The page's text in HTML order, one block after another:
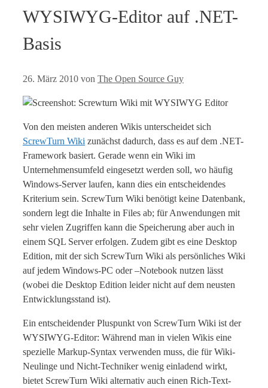
WYSIWYG-Editor auf .NET-
Basis
26. März 2010 von The Open Source Guy
Von den meisten anderen Wikis unterscheidet sich
ScrewTurn Wiki zunächst dadurch, dass es auf dem .NET-
Framework basiert. Gerade wenn ein Wiki im
Unternehmensumfeld eingesetzt werden soll, wo häufig
Windows-Server laufen, kann dies ein entscheidendes
Kriterium sein. ScrewTurn Wiki benötigt keine Datenbank,
sondern legt die Inhalte in Files ab; für Anwendungen mit
sehr vielen Zugriffen kann die Speicherung aber auch in
einem SQL Server erfolgen. Zudem gibt es eine Desktop
Edition, mit der sich ScrewTurn Wiki als persönliches Wiki
auf jedem Windows-PC oder –Notebook nutzen lässt
(wobei die Desktop Edition leider nicht auf dem neusten
Entwicklungsstand ist).
Ein entscheidender Pluspunkt von ScrewTurn Wiki ist der
WYSIWYG-Editor: Während man in vielen Wikis eine
spezielle Markup-Syntax verwenden muss, die für Wiki-
Neulinge und Nicht-Techniker wenig einladend wirkt,
bietet ScrewTurn Wiki alternativ auch einen Rich-Text-